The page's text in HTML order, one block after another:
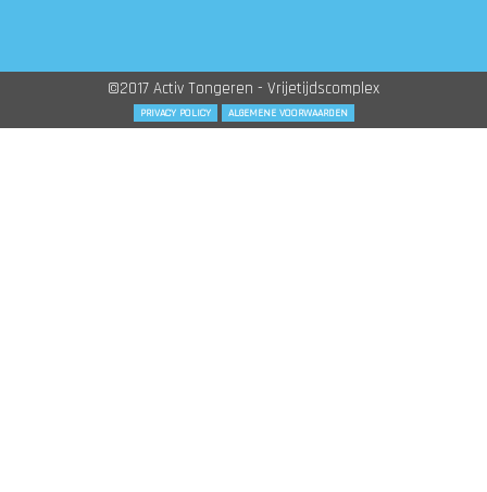
©2017 Activ Tongeren - Vrijetijdscomplex
PRIVACY POLICY ALGEMENE VOORWAARDEN